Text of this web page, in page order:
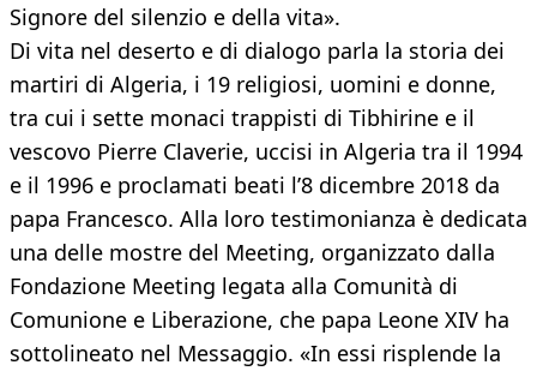
Signore del silenzio e della vita».
Di vita nel deserto e di dialogo parla la storia dei
martiri di Algeria, i 19 religiosi, uomini e donne,
tra cui i sette monaci trappisti di Tibhirine e il
vescovo Pierre Claverie, uccisi in Algeria tra il 1994
e il 1996 e proclamati beati l’8 dicembre 2018 da
papa Francesco. Alla loro testimonianza è dedicata
una delle mostre del Meeting, organizzato dalla
Fondazione Meeting legata alla Comunità di
Comunione e Liberazione, che papa Leone XIV ha
sottolineato nel Messaggio. «In essi risplende la